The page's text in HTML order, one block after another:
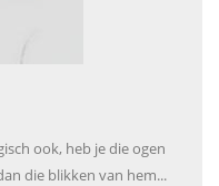
ook, heb je die ogen
die blikken van hem...